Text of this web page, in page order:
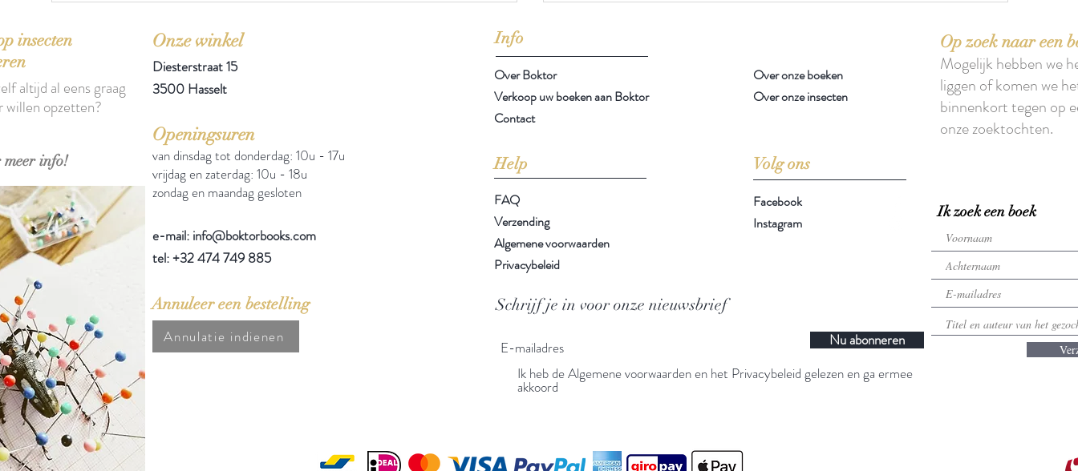
insecten
info!
altijd al eens graag
willen opzetten?
Onze winkel
Diesterstraat 15
3500 Hasselt
Openingsuren
van dinsdag tot donderdag: 10u - 17u
vrijdag en zaterdag: 10u - 18u
zondag en maandag gesloten
e-mail: info@boktorbooks.com
tel: +32 474 749 885
Info
Over Boktor
Verkoop uw boeken aan Boktor
Contact
Help Volg ons
Op zoek naar een
Mogelijk hebben we
liggen of komen we
binnenkort tegen op
onze zoektochten.
FAQ
Verzending
Algemene voorwaarden
Privacybeleid
Facebook
Instagram
Schrijf je in voor onze nieuwsbrief
Nu abonneren
Ik heb de Algemene voorwaarden en het Privacybeleid gelezen en ga ermee
akkoord
Ik zoek een boek
Over onze boeken
Over onze insecten
Annuleer een bestelling
Annulatie indienen